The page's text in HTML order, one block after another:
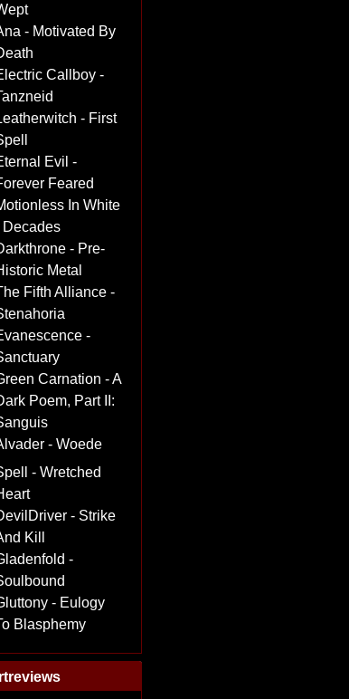
- Motivated By
Callboy -
- First
Evil -
Feared
In White
Decades
- Pre-
Metal
Fifth Alliance -
-
Carnation - A
Poem, Part II:
- Woede
- Wretched
- Strike
Kill
-
- Eulogy
Blasphemy